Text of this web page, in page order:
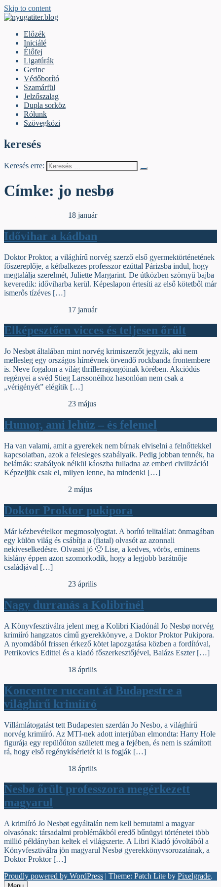
Skip to content
Előzék
Iniciálé
Élőfej
Ligatúrák
Gerinc
Védőborító
Szamárfül
Jelzőszalag
Dupla sorköz
Rólunk
Szövegközi
keresés
Keresés erre:
Címke: jo nesbø
18 január
Idővihar a kádban
Doktor Proktor, a világhírű norvég szerző első gyermektörténetének
főszereplője, a kétbalkezes professzor ezúttal Párizsba indul, hogy
megtalálja szerelmét, Juliette Margarint. De útközben szörnyű bajba
keveredik: időviharba kerül. Képeslapon értesíti az első kötetből már
ismerős tízéves […]
17 január
Elképesztően vicces és teljesen őrült
Jo Nesbøt általában mint norvég krimiszerzőt jegyzik, aki nem
mellesleg egy országos hírnévnek örvendő rockbanda frontembere
is. Neve fogalom a világ thrillerrajongóinak körében. Akciódús
regényei a svéd Stieg Larssonéihoz hasonlóan nem csak a
„vérigényét” elégítik […]
23 május
Humor, ami lehúz – és felemel
Ha van valami, amit a gyerekek nem bírnak elviselni a felnőttekkel
kapcsolatban, azok a felesleges szabályaik. Pedig jobban tennék, ha
belátnák: szabályok nélkül káoszba fulladna az emberi civilizáció!
Képzeljük csak el, milyen lenne, ha mindenki […]
2 május
Doktor Proktor pukipora
Már kézbevételkor megmosolyogtat. A borító telitalálat: önmagában
egy külön világ és csábítja a (fiatal) olvasót az azonnali
nekiveselkedésre. Olvasni jó 🙂 Lise, a kedves, vörös, eminens
kislány éppen azon szomorkodik, hogy a legjobb barátnője
családjával […]
23 április
Nagy durranás a Kolibrinél
A Könyvfesztiválra jelent meg a Kolibri Kiadónál Jo Nesbø norvég
krimiíró hangzatos című gyerekkönyve, a Doktor Proktor Pukipora.
A nyomdából frissen érkező kötet lapozgatása közben a fordítóval,
Petrikovics Edittel és a kiadó főszerkesztőjével, Balázs Eszter […]
18 április
Koncentre ruccant át Budapestre a
világhírű krimiíró
Villámlátogatást tett Budapesten szerdán Jo Nesbo, a világhírű
norvég krimiíró. Az MTI-nek adott interjúban elmondta: Harry Hole
figurája egy repülőúton született meg a fejében, és nem is számított
rá, hogy első regénykísérletét ki is fogják […]
18 április
Nesbø őrült professzora megérkezett
magyarul
A krimiíró Jo Nesbøt egyáltalán nem kell bemutatni a magyar
olvasónak: társadalmi problémákból eredő bűnügyi történetei több
millió példányban keltek el világszerte. A Libri Kiadó jóvoltából a
Könyvfesztiválra jön magyarul Nesbø gyerekkönyvsorozatának, a
Doktor Proktor […]
Proudly powered by WordPress | Theme: Patch Lite by Pixelgrade.